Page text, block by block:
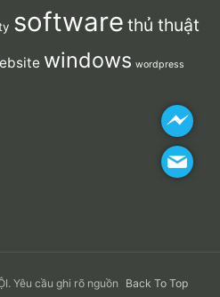
software thủ thuật
windows wordpress
Yêu cầu ghi rõ nguồn Back To Top